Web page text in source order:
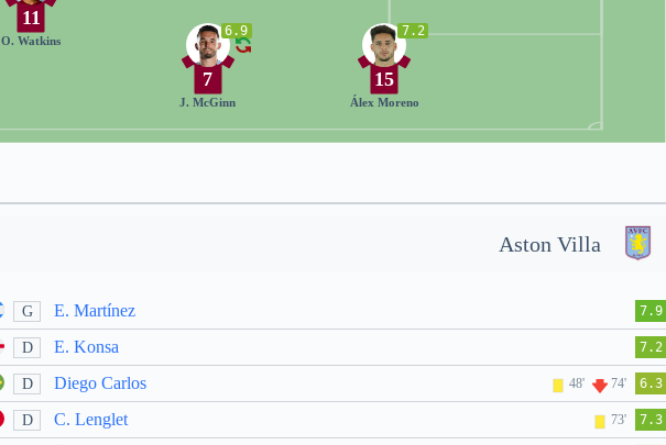
7.2
15
Álex Moreno
6.9
7
J. McGinn
11
O. Watkins
Aston Villa
G E. Martínez 7.9
D E. Konsa 7.2
D Diego Carlos 48' 74' 6.3
D C. Lenglet 73' 7.3